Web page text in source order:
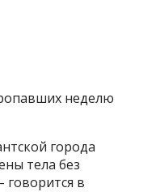
неделю
города
тела без
говорится в